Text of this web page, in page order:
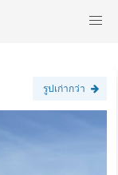
รูปเก่ากว่า